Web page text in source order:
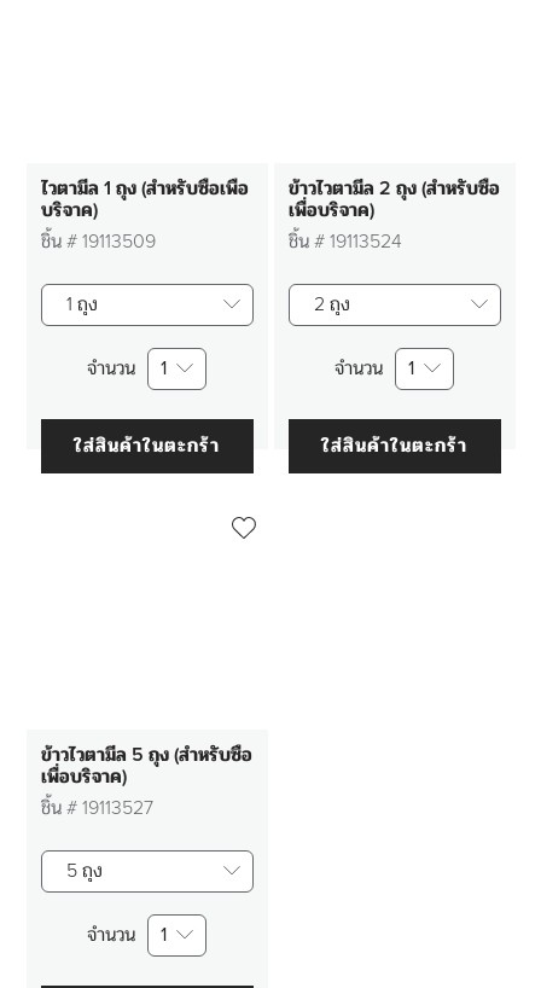
ไวตามีล 1 ถุง (สำหรับซื้อเพื่อ
บริจาค)
ชิ้น # 19113509
1 ถุง
จำนวน 1
ใส่สินค้าในตะกร้า
ข้าวไวตามีล 2 ถุง (สำหรับซื้อ
เพื่อบริจาค)
ชิ้น # 19113524
2 ถุง
จำนวน 1
ใส่สินค้าในตะกร้า
ข้าวไวตามีล 5 ถุง (สำหรับซื้อ
เพื่อบริจาค)
ชิ้น # 19113527
5 ถุง
จำนวน 1